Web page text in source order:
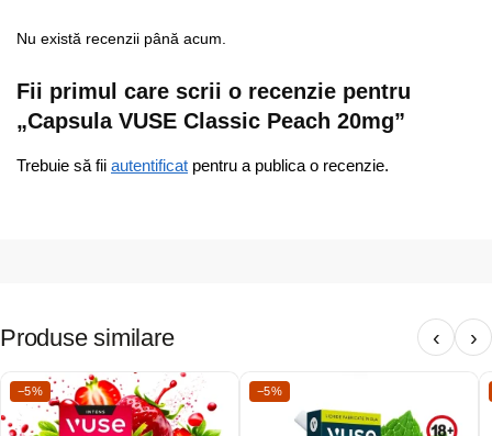
Nu există recenzii până acum.
Fii primul care scrii o recenzie pentru
„Capsula VUSE Classic Peach 20mg”
Trebuie să fii autentificat pentru a publica o recenzie.
Produse similare ‹ ›
−5% −5%